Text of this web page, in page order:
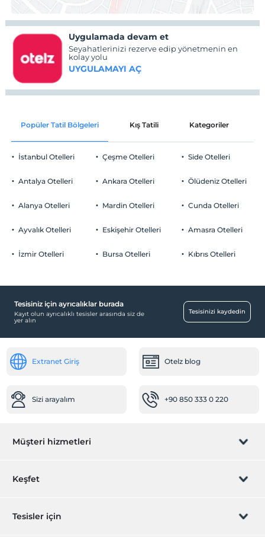
Uygulamada devam et
Seyahatlerinizi rezerve edip yönetmenin en
kolay yolu
UYGULAMAYI AÇ
Popüler Tatil Bölgeleri Kış Tatili Kategoriler
İstanbul Otelleri
Antalya Otelleri
Alanya Otelleri
Ayvalık Otelleri
İzmir Otelleri
Çeşme Otelleri
Ankara Otelleri
Mardin Otelleri
Eskişehir Otelleri
Bursa Otelleri
Side Otelleri
Ölüdeniz Otelleri
Cunda Otelleri
Amasra Otelleri
Kıbrıs Otelleri
Tesisiniz için ayrıcalıklar burada
Kayıt olun ayrıcalıklı tesisler arasında siz de
yer alın
Tesisinizi kaydedin
Extranet Giriş Otelz blog
Sizi arayalım +90 850 333 0 220
Müşteri hizmetleri
Rezervasyon yönet
Keşfet
Hediye Kart
Tesisler için